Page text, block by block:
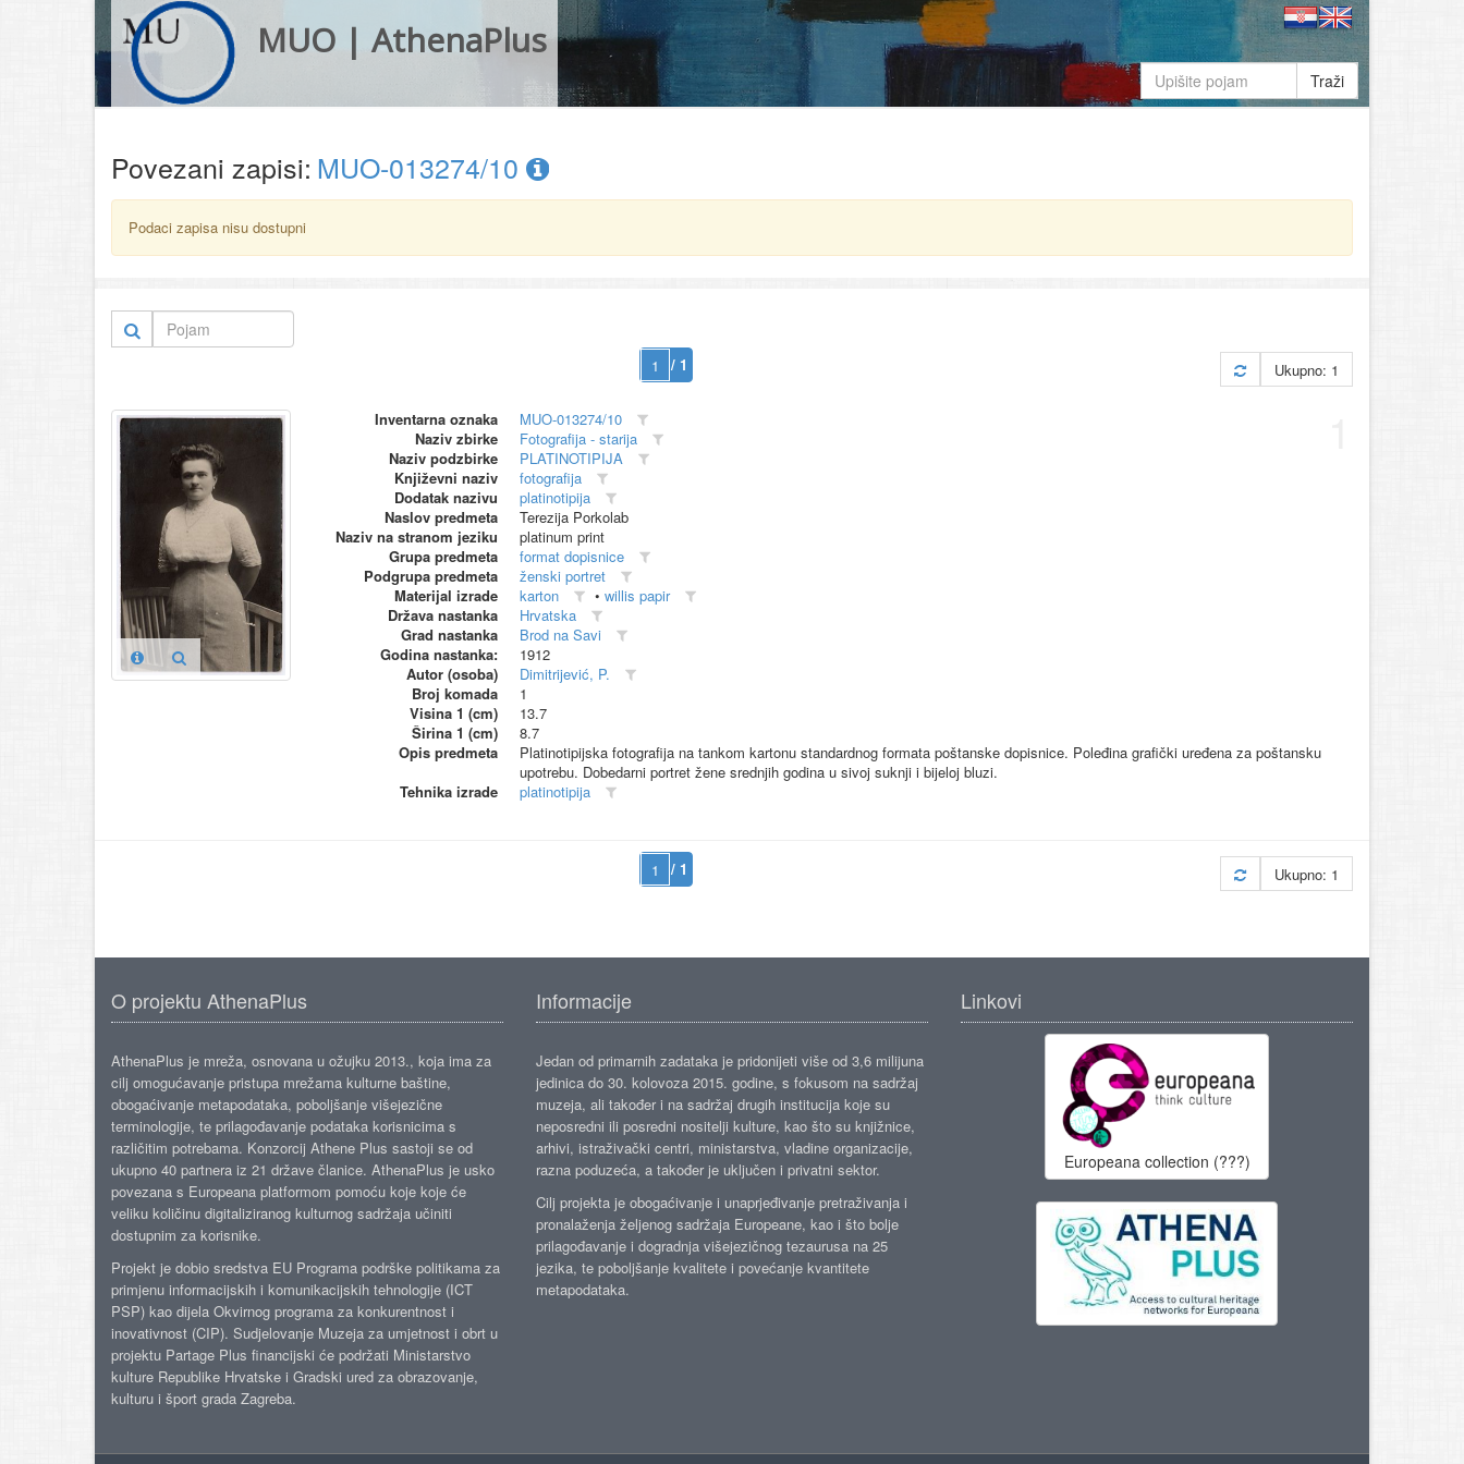
MUO | AthenaPlus
Traži
Povezani zapisi: MUO-013274/10
Podaci zapisa nisu dostupni
/ 1 Ukupno: 1
Inventarna oznaka
MUO-013274/10
Naziv zbirke
Fotografija - starija
Naziv podzbirke
PLATINOTIPIJA
Književni naziv
fotografija
Dodatak nazivu
platinotipija
Naslov predmeta
Terezija Porkolab
Naziv na stranom jeziku
platinum print
Grupa predmeta
format dopisnice
Podgrupa predmeta
ženski portret
Materijal izrade
karton • willis papir
Država nastanka
Hrvatska
Grad nastanka
Brod na Savi
Godina nastanka:
1912
Autor (osoba)
Dimitrijević, P.
Broj komada
1
Visina 1 (cm)
13.7
Širina 1 (cm)
8.7
Opis predmeta
Platinotipijska fotografija na tankom kartonu standardnog formata poštanske dopisnice. Poleđina grafički uređena za poštansku
upotrebu. Dobedarni portret žene srednjih godina u sivoj suknji i bijeloj bluzi.
Tehnika izrade
platinotipija
/ 1 Ukupno: 1
O projektu AthenaPlus
AthenaPlus je mreža, osnovana u ožujku 2013., koja ima za
cilj omogućavanje pristupa mrežama kulturne baštine,
obogaćivanje metapodataka, poboljšanje višejezične
terminologije, te prilagođavanje podataka korisnicima s
različitim potrebama. Konzorcij Athene Plus sastoji se od
ukupno 40 partnera iz 21 države članice. AthenaPlus je usko
povezana s Europeana platformom pomoću koje koje će
veliku količinu digitaliziranog kulturnog sadržaja učiniti
dostupnim za korisnike.
Projekt je dobio sredstva EU Programa podrške politikama za
primjenu informacijskih i komunikacijskih tehnologije (ICT
PSP) kao dijela Okvirnog programa za konkurentnost i
inovativnost (CIP). Sudjelovanje Muzeja za umjetnost i obrt u
projektu Partage Plus financijski će podržati Ministarstvo
kulture Republike Hrvatske i Gradski ured za obrazovanje,
kulturu i šport grada Zagreba.
Informacije
Jedan od primarnih zadataka je pridonijeti više od 3,6 milijuna
jedinica do 30. kolovoza 2015. godine, s fokusom na sadržaj
muzeja, ali također i na sadržaj drugih institucija koje su
neposredni ili posredni nositelji kulture, kao što su knjižnice,
arhivi, istraživački centri, ministarstva, vladine organizacije,
razna poduzeća, a također je uključen i privatni sektor.
Cilj projekta je obogaćivanje i unaprjeđivanje pretraživanja i
pronalaženja željenog sadržaja Europeane, kao i što bolje
prilagođavanje i dogradnja višejezičnog tezaurusa na 25
jezika, te poboljšanje kvalitete i povećanje kvantitete
metapodataka.
Linkovi
Europeana collection (???)